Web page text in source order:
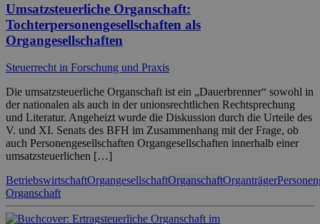
Umsatzsteuerliche Organschaft:
Tochterpersonengesellschaften als
Organgesellschaften
Steuerrecht in Forschung und Praxis
Die umsatzsteuerliche Organschaft ist ein „Dauerbrenner“ sowohl in
der nationalen als auch in der unionsrechtlichen Rechtsprechung
und Literatur. Angeheizt wurde die Diskussion durch die Urteile des
V. und XI. Senats des BFH im Zusammenhang mit der Frage, ob
auch Personengesellschaften Organgesellschaften innerhalb einer
umsatzsteuerlichen […]
BetriebswirtschaftOrgangesellschaftOrganschaftOrganträger
Organschaft